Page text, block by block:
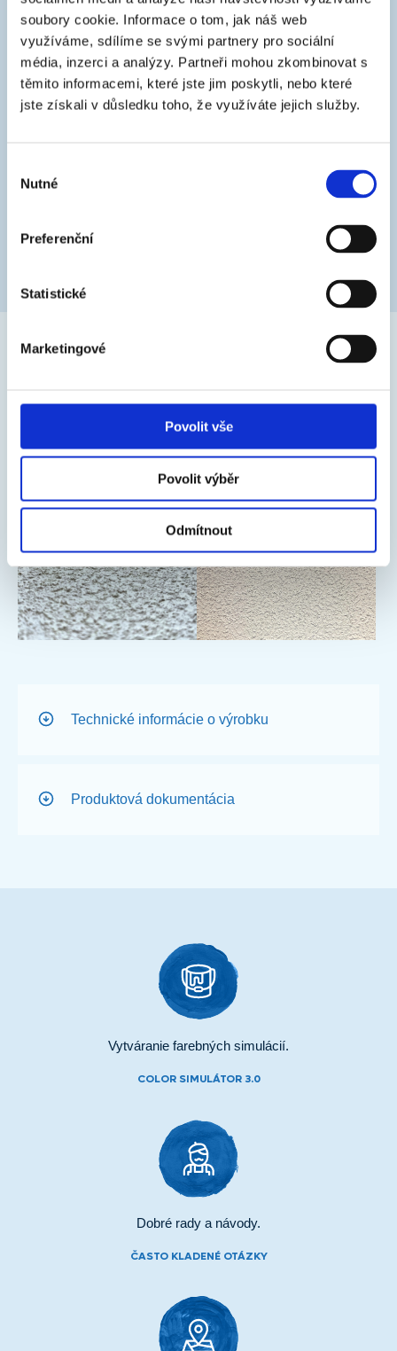
soubory cookie. Informace o tom, jak náš web
využíváme, sdílíme se svými partnery pro sociální
média, inzerci a analýzy. Partneři mohou zkombinovat s
těmito informacemi, které jste jim poskytli, nebo které
jste získali v důsledku toho, že využíváte jejich služby.
souhlasu
Nutné
Preferenční
Statistické
Marketingové
Povolit vše
Povolit výběr
Odmítnout
vápenno-cementové omietky, brizolitové omietky, minerálne
omietky, murivo, kontaktné zatepľovacie systémy ETICS,
Technické informácie o výrobku
Produktová dokumentácia
Vytváranie farebných simulácií.
COLOR SIMULÁTOR 3.0
Dobré rady a návody.
ČASTO KLADENÉ OTÁZKY